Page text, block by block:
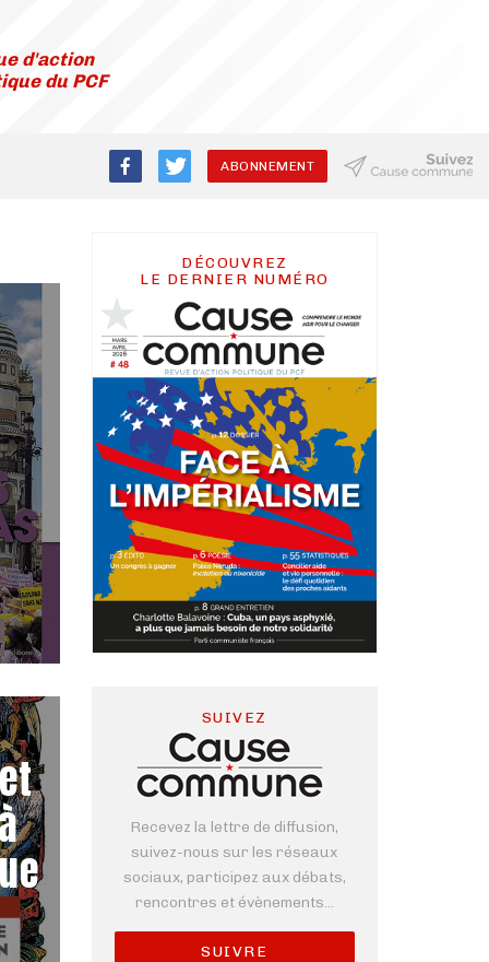
d'action
du PCF
ABONNEMENT
DÉCOUVREZ
LE DERNIER NUMÉRO
SUIVEZ
Recevez la lettre de diffusion,
suivez-nous sur les réseaux
sociaux, participez aux débats,
rencontres et évènements...
SUIVRE